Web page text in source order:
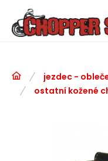
jezdec -
ostatní kožené